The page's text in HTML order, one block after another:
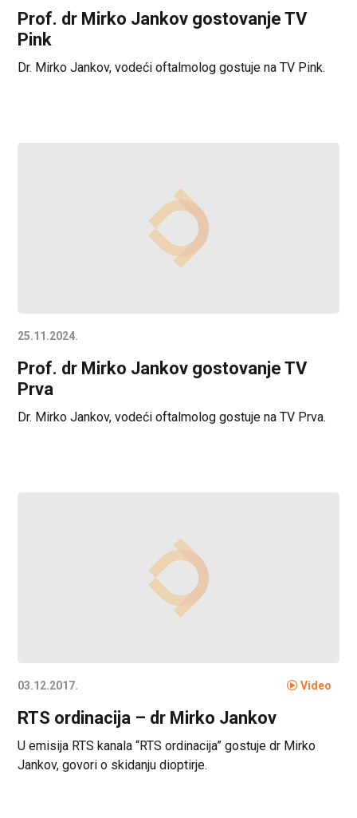
Prof. dr Mirko Jankov gostovanje TV
Pink
Dr. Mirko Jankov, vodeći oftalmolog gostuje na TV Pink.
25.11.2024.
Prof. dr Mirko Jankov gostovanje TV
Prva
Dr. Mirko Jankov, vodeći oftalmolog gostuje na TV Prva.
03.12.2017. Video
RTS ordinacija – dr Mirko Jankov
U emisija RTS kanala “RTS ordinacija” gostuje dr Mirko
Jankov, govori o skidanju dioptirje.